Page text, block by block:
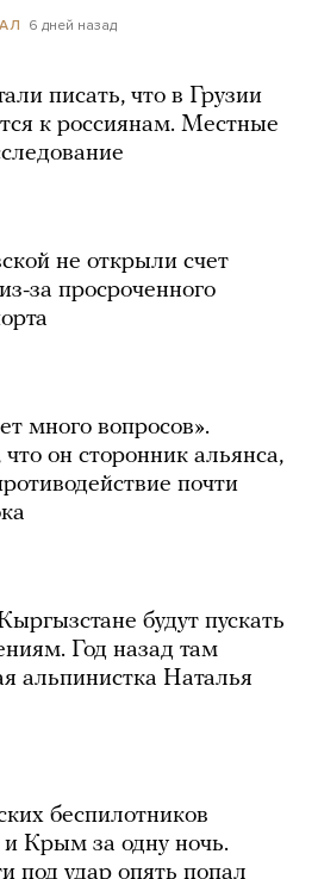
6 дней назад
писать, что в Грузии
к россиянам. Местные
не открыли счет
за просроченного
много вопросов».
он сторонник альянса,
почти
будут пускать
Год назад там
альпинистка Наталья
беспилотников
Крым за одну ночь.
под удар опять попал